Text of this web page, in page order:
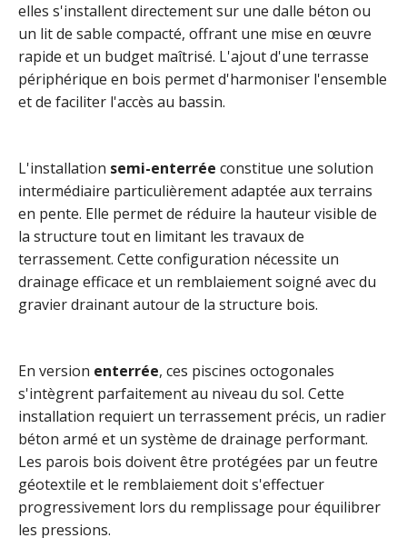
elles s'installent directement sur une dalle béton ou
un lit de sable compacté, offrant une mise en œuvre
rapide et un budget maîtrisé. L'ajout d'une terrasse
périphérique en bois permet d'harmoniser l'ensemble
et de faciliter l'accès au bassin.
L'installation semi-enterrée constitue une solution
intermédiaire particulièrement adaptée aux terrains
en pente. Elle permet de réduire la hauteur visible de
la structure tout en limitant les travaux de
terrassement. Cette configuration nécessite un
drainage efficace et un remblaiement soigné avec du
gravier drainant autour de la structure bois.
En version enterrée, ces piscines octogonales
s'intègrent parfaitement au niveau du sol. Cette
installation requiert un terrassement précis, un radier
béton armé et un système de drainage performant.
Les parois bois doivent être protégées par un feutre
géotextile et le remblaiement doit s'effectuer
progressivement lors du remplissage pour équilibrer
les pressions.